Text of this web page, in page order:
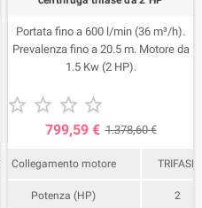
Portata fino a 600 l/min (36 m³/h).
Prevalenza fino a 20.5 m. Motore da
1.5 Kw (2 HP).
   
799,59 € 1.378,60 €
Collegamento motore TRIFASE
Potenza (HP) 2